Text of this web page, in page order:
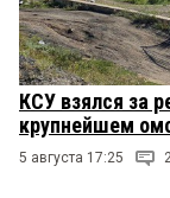
КСУ взялся за
крупнейшем
5 августа 17:25 2